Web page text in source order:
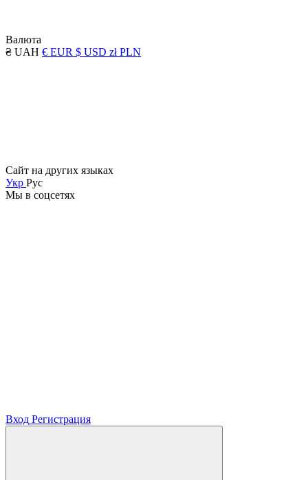
Валюта
₴ UAH € EUR $ USD zł PLN
Сайт на других языках
Укр Рус
Мы в соцсетях
Вход Регистрация